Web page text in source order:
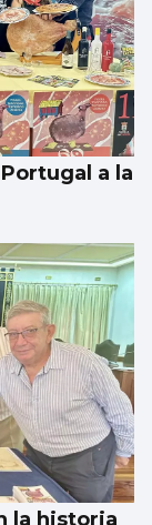
a la
la historia